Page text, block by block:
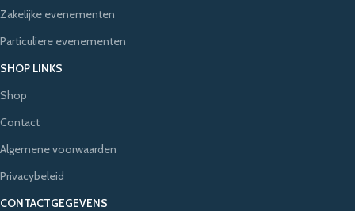
Zakelijke evenementen
Particuliere evenementen
SHOP LINKS
Shop
Contact
Algemene voorwaarden
Privacybeleid
CONTACTGEGEVENS